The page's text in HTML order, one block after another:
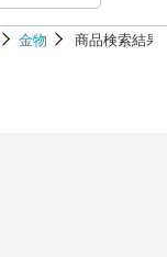
金物 商品検索結果